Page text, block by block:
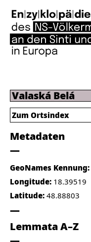
Valaská Belá
Metadaten
GeoNames Kennung:
Longitude: 18.39519
Latitude: 48.88803
Lemmata A–Z
Zum Ortsindex